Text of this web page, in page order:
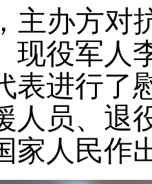
主办方对
现役军人
表进行了
人员、退
家人民作